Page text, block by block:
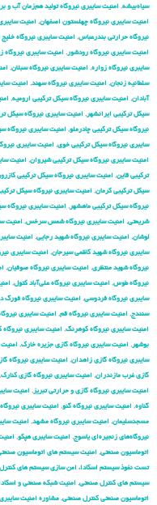
سیاه‌بیشه, امنیت سایبری نیروگاه تولید هم‌زمان آب و
امنیت سایبری نیروگاه چهلستون اصفهان, امنیت
نیروگاه حرارتی بندرعباس, امنیت سایبری نیروگاه
امنیت سایبری نیروگاه رودشور , امنیت سایبری نیروگاه
سایبری نیروگاه زواره, امنیت سایبری نیروگاه سبلان,
سلطانیه زنجان, امنیت سایبری نیروگاه سهند, امنیت
آبادان, امنیت سایبری نیروگاه سیکل ترکیبی ارومیه,
سیکل ترکیبی ایرانشهر , امنیت سایبری نیروگاه سیکل
نیروگاه سیکل ترکیبی چادرملو, امنیت سایبری نیروگاه
سایبری نیروگاه سیکل ترکیبی خوی, امنیت سایبری
امنیت سایبری نیروگاه سیکل ترکیبی شیروان, امنیت
ترکیبی قاین, امنیت سایبری نیروگاه سیکل ترکیبی
سیکل ترکیبی کرمان, امنیت سایبری نیروگاه سیکل
نیروگاه سیکل ترکیبی ماهشهر , امنیت سایبری نیروگاه
شریعتی, امنیت سایبری نیروگاه شمس سرخس, امنیت
لوشان, امنیت سایبری نیروگاه شهید رجایی, امنیت
سایبری نیروگاه شهید کاظمی سیرجان, امنیت سایبری
نیروگاه شهید منتظری, امنیت سایبری نیروگاه صوفیان,
نیروگاه طوس, امنیت سایبری نیروگاه علی‌آباد کتول,
سایبری نیروگاه فردوسی, امنیت سایبری نیروگاه فورگ
سنندج, امنیت سایبری نیروگاه قم, امنیت سایبری
امنیت سایبری نیروگاه کوهرنگ, امنیت سایبری
بوشهر , امنیت سایبری نیروگاه گازی جزیره خارک, امنیت
سایبری نیروگاه گازی زاهدان, امنیت سایبری نیروگاه
گازی غرب مازندران, امنیت سایبری نیروگاه گازی کنارک,
امنیت سایبری نیروگاه گازی و حرارتی تبریز , امنیت
گناوه, امنیت سایبری نیروگاه گنو, امنیت سایبری
مسجدسلیمان, امنیت سایبری نیروگاه مشهد, امنیت
نیروگاه‌های زنجیره‌ای یاسوج, امنیت سایبری هپکو,
اتوماسیون صنعتی, امنیت سیستم های اتوماسیون
تست نفوذ سیستم اسکادا، امن سازی سیستم های کنترل
سیستم های کنترل صنعتی, امنیت شبکه صنعتی و اسکادا
اتوماسیون صنعتی کنترل صنعتی, مشاوره امنیت